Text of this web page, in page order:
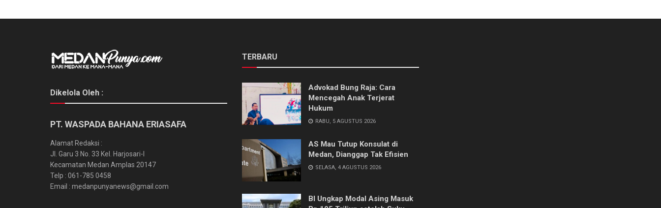
Dikelola Oleh :
PT. WASPADA BAHANA ERIASAFA
Alamat Redaksi :
Jl. Garu 3 No. 33 Kel. Harjosari-I
Kecamatan Medan Amplas 20147
Telp : 061-785 0458
Email : medanpunyanews@gmail.com
TERBARU
Advokad Bung Raja: Cara
Mencegah Anak Terjerat
Hukum
RABU, 5 AGUSTUS 2026
AS Mau Tutup Konsulat di
Medan, Dianggap Tak Efisien
SELASA, 4 AGUSTUS 2026
BI Ungkap Modal Asing Masuk